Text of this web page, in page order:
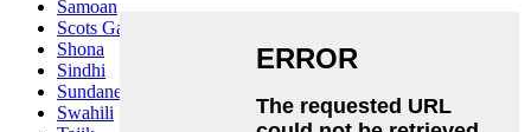
Samoan
Scots Gaelic
Shona
Sindhi
Sundanese
Swahili